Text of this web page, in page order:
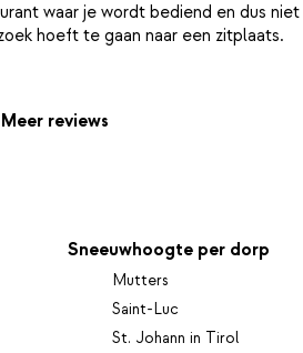
waar je wordt bediend en dus niet
hoeft te gaan naar een zitplaats.
Meer reviews
Sneeuwhoogte per dorp
Mutters
Saint-Luc
St. Johann in Tirol